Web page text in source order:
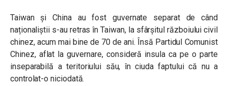
Taiwan și China au fost guvernate separat de când
naționaliștii s-au retras în Taiwan, la sfârșitul războiului civil
chinez, acum mai bine de 70 de ani. Însă Partidul Comunist
Chinez, aflat la guvernare, consideră insula ca pe o parte
inseparabilă a teritoriului său, în ciuda faptului că nu a
controlat-o niciodată.